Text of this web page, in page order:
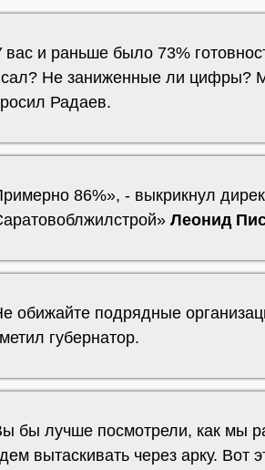
вас и раньше было 73%
Не заниженные ли цифры?
Радаев.
86%», - выкрикнул
Леонид
обижайте подрядные
губернатор.
бы лучше посмотрели, как мы
вытаскивать через арку. Вот